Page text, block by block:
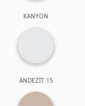
KANYON
ANDEZİT 15